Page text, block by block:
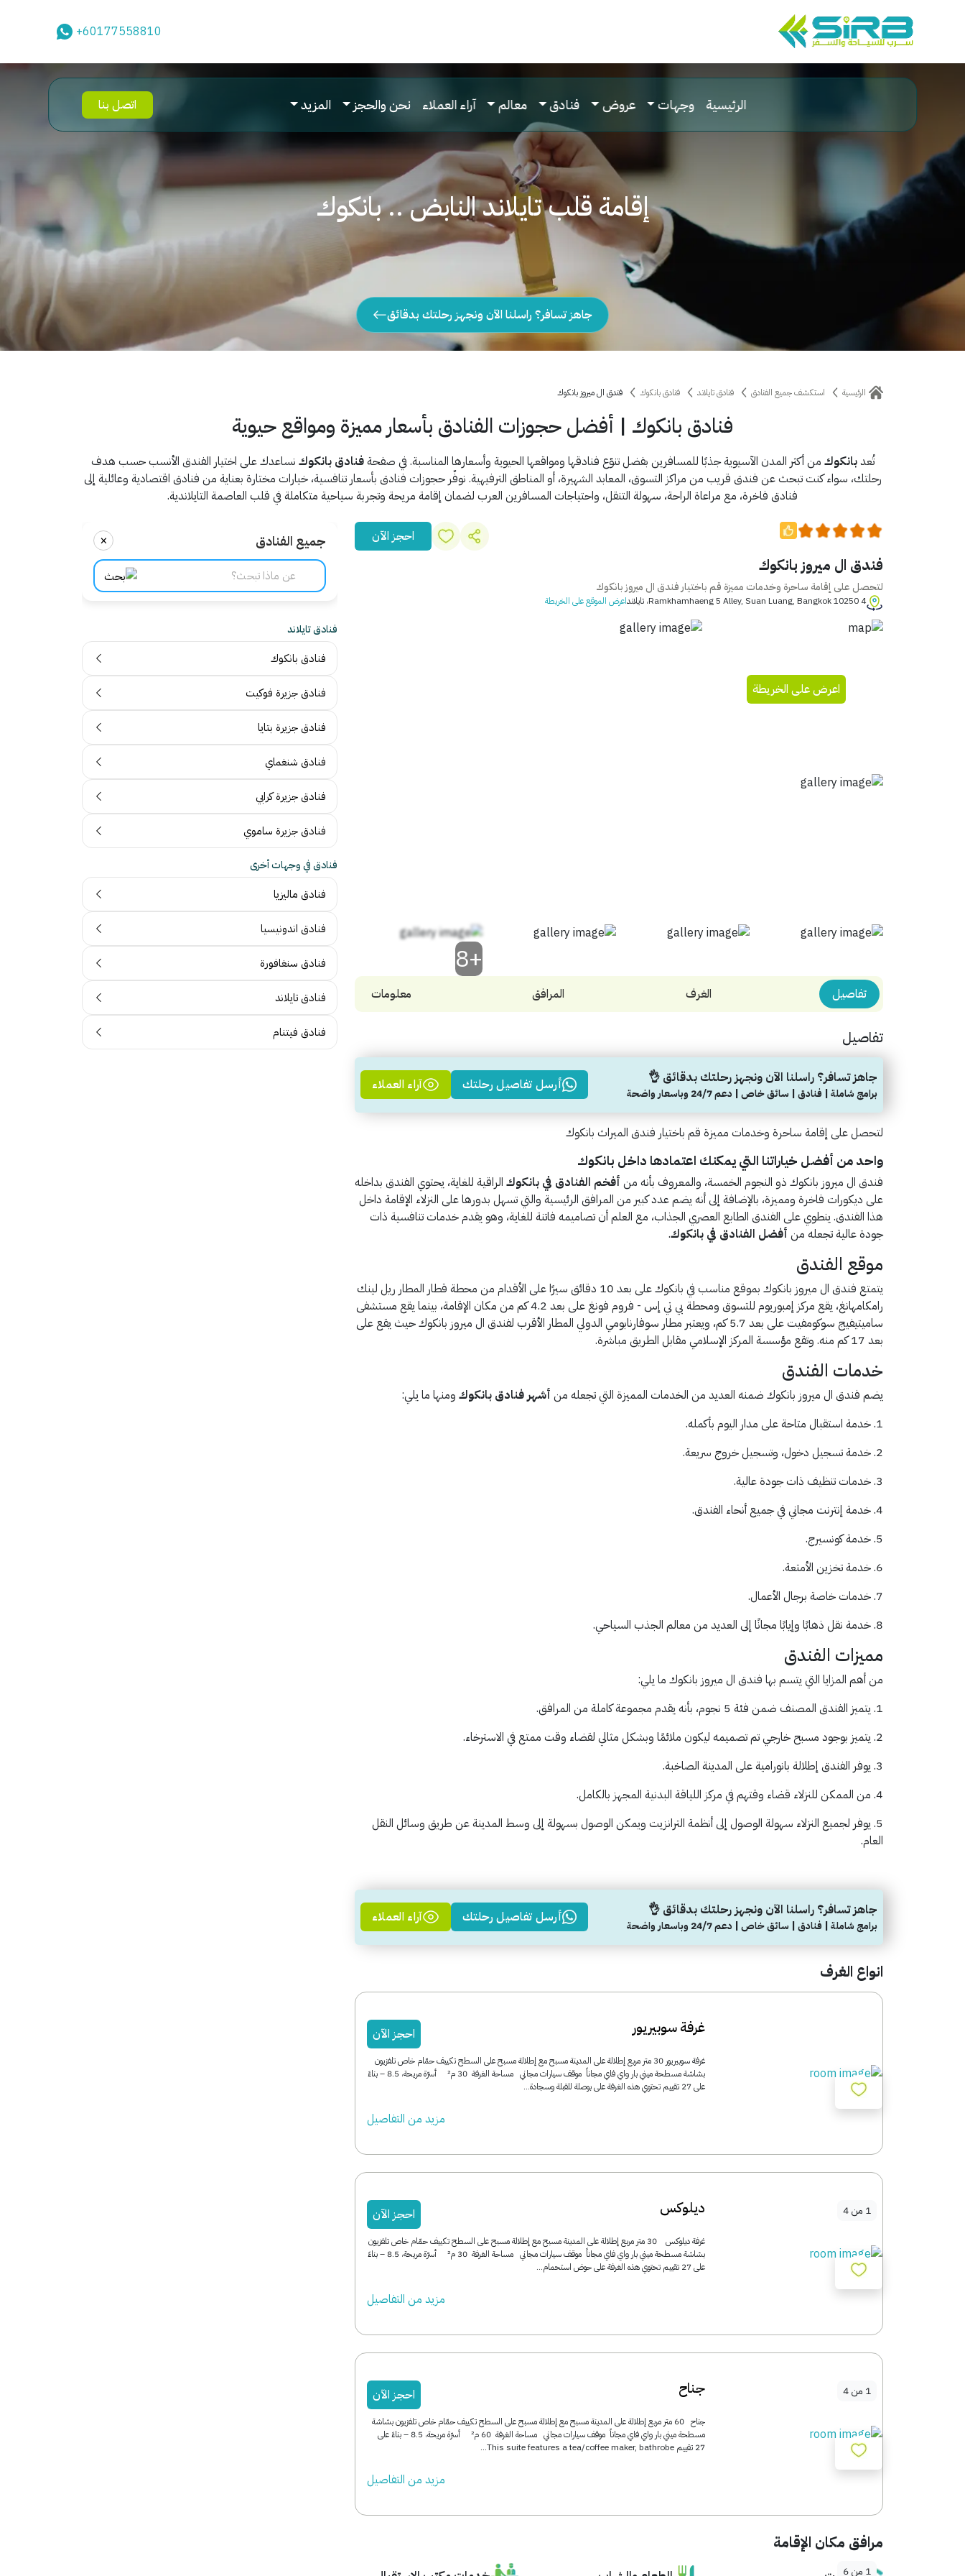
+60177558810
الرئيسية وجهات عروض فنادق معالم آراء العملاء نحن والحجز المزيد اتصل بنا
إقامة قلب تايلاند النابض .. بانكوك
جاهز تسافر؟ راسلنا الآن ونجهز رحلتك بدقائق
الرئيسية استكشف جميع الفنادق فنادق تايلاند فنادق بانكوك فندق ال ميروز بانكوك
فنادق بانكوك | أفضل حجوزات الفنادق بأسعار مميزة ومواقع حيوية
تُعدبانكوك من أكثر المدن الآسيوية جذبًا للمسافرين بفضل تنوّع فنادقها ومواقعها الحيوية وأسعارها المناسبة. في صفحةفنادق بانكوك نساعدك على اختيار الفندق الأنسب حسب هدف
رحلتك، سواء كنت تبحث عن فندق قريب من مراكز التسوق، المعابد الشهيرة، أو المناطق الترفيهية. نوفّر حجوزات فنادق بأسعار تنافسية، خيارات مختارة بعناية من فنادق اقتصادية وعائلية إلى
فنادق فاخرة، مع مراعاة الراحة، سهولة التنقل، واحتياجات المسافرين العرب لضمان إقامة مريحة وتجربة سياحية متكاملة في قلب العاصمة التايلاندية.
احجز الآن
فندق ال ميروز بانكوك
لتحصل على إقامة ساحرة وخدمات مميزة قم باختيار فندق ال ميروز بانكوك
4 Ramkhamhaeng 5 Alley, Suan Luang, Bangkok 10250، تايلاند اعرض الموقع على الخريطة
اعرض على الخريطة
+8
تفاصيل الغرف المرافق معلومات
تفاصيل
جاهز تسافر؟ راسلنا الآن ونجهز رحلتك بدقائق 👌
برامج شاملة | فنادق | سائق خاص | دعم 24/7 وباسعار واضحة أرسل تفاصيل رحلتك آراء العملاء
لتحصل على إقامة ساحرة وخدمات مميزة قم باختيار فندق الميراث بانكوك
واحد من أفضل خياراتنا التي يمكنك اعتمادها داخل بانكوك
فندق ال ميروز بانكوك ذو النجوم الخمسة، والمعروف بأنه من أفخم الفنادق في بانكوك الراقية للغاية، يحتوي الفندق بداخله
على ديكورات فاخرة ومميزة، بالإضافة إلى أنه يضم عدد كبير من المرافق الرئيسية والتي تسهل بدورها على النزلاء الإقامة داخل
هذا الفندق. ينطوي على الفندق الطابع العصري الجذاب، مع العلم أن تصاميمه فاتنة للغاية، وهو يقدم خدمات تنافسية ذات
جودة عالية تجعله من أفضل الفنادق في بانكوك.
موقع الفندق
يتمتع فندق ال ميروز بانكوك بموقع مناسب في بانكوك على بعد 10 دقائق سيرًا على الأقدام من محطة قطار المطار ريل لينك
رامكامهانغ، يقع مركز إمبوريوم للتسوق ومحطة بي تي إس - فروم فونغ على بعد 4.2 كم من مكان الإقامة، بينما يقع مستشفى
ساميتيفيج سوكومفيت على بعد 5.7 كم، ويعتبر مطار سوفارنابومي الدولي المطار الأقرب لفندق ال ميروز بانكوك حيث يقع على
بعد 17 كم منه. وتقع مؤسسة المركز الإسلامي مقابل الطريق مباشرة.
خدمات الفندق
يضم فندق ال ميروز بانكوك ضمنه العديد من الخدمات المميزة التي تجعله من أشهر فنادق بانكوك ومنها ما يلي:
1. خدمة استقبال متاحة على مدار اليوم بأكمله.
2. خدمة تسجيل دخول، وتسجيل خروج سريعة.
3. خدمات تنظيف ذات جودة عالية.
4. خدمة إنترنت مجاني في جميع أنحاء الفندق.
5. خدمة كونسيرج.
6. خدمة تخزين الأمتعة.
7. خدمات خاصة برجال الأعمال.
8. خدمة نقل ذهابًا وإيابًا مجانًا إلى العديد من معالم الجذب السياحي.
مميزات الفندق
من أهم المزايا التي يتسم بها فندق ال ميروز بانكوك ما يلي:
1. يتميز الفندق المصنف ضمن فئة 5 نجوم، بأنه يقدم مجموعة كاملة من المرافق.
2. يتميز بوجود مسبح خارجي تم تصميمه ليكون ملائمًا وبشكل مثالي لقضاء وقت ممتع في الاسترخاء.
3. يوفر الفندق إطلالة بانورامية على المدينة الصاخبة.
4. من الممكن للنزلاء قضاء وقتهم في مركز اللياقة البدنية المجهز بالكامل.
5. يوفر لجميع النزلاء سهولة الوصول إلى أنظمة الترانزيت ويمكن الوصول بسهولة إلى وسط المدينة عن طريق وسائل النقل
العام.
جاهز تسافر؟ راسلنا الآن ونجهز رحلتك بدقائق 👌
برامج شاملة | فنادق | سائق خاص | دعم 24/7 وباسعار واضحة أرسل تفاصيل رحلتك آراء العملاء
انواع الغرف
1 من4
غرفة سوبيريور احجز الآن
غرفة سوبيريور 30 متر مربع إطلالة على المدينة مسبح مع إطلالة مسبح على السطح تكييف حمّام خاص تلفزيون
بشاشة مسطحة ميني بار واي فاي مجاناً موقف سيارات مجاني مساحة الغرفة 30 م² أسرّة مريحة، 8.5 – بناءً
على 27 تقييم تحتوي هذه الغرفة على بوصلة للقبلة وسجادة...
مزید من التفاصیل
1 من4
ديلوكس احجز الآن
غرفة ديلوكس 30 متر مربع إطلالة على المدينة مسبح مع إطلالة مسبح على السطح تكييف حمّام خاص تلفزيون
بشاشة مسطحة ميني بار واي فاي مجاناً موقف سيارات مجاني مساحة الغرفة 30 م² أسرّة مريحة، 8.5 – بناءً
على 27 تقييم تحتوي هذه الغرفة على حوض استحمام...
مزید من التفاصیل
1 من6
جناح احجز الآن
جناح 60 متر مربع إطلالة على المدينة مسبح مع إطلالة مسبح على السطح تكييف حمّام خاص تلفزيون بشاشة
مسطحة ميني بار واي فاي مجاناً موقف سيارات مجاني مساحة الغرفة 60 م² أسرّة مريحة، 8.5 – بناءً على
27 تقييم This suite features a tea/coffee maker, bathrobe...
مزید من التفاصیل
مرافق مكان الإقامة
جميع الفنادق ×
فنادق تايلاند
فنادق بانكوك
فنادق جزيرة فوكيت
فنادق جزيرة بتايا
فنادق شنغماي
فنادق جزيرة كرابي
فنادق جزيرة ساموي
فنادق في وجهات أخرى
فنادق ماليزيا
فنادق اندونيسيا
فنادق سنغافورة
فنادق تايلاند
فنادق فيتنام